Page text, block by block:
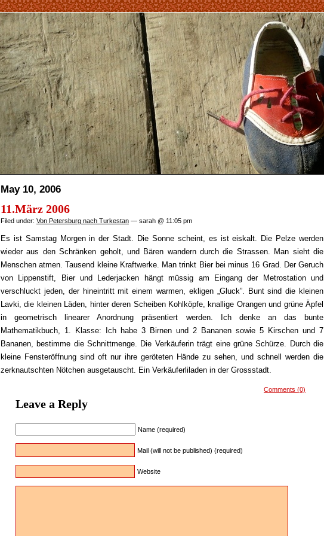
May 10, 2006
11.März 2006
Filed under: Von Petersburg nach Turkestan — sarah @ 11:05 pm
Es ist Samstag Morgen in der Stadt. Die Sonne scheint, es ist eiskalt. Die Pelze werden
wieder aus den Schränken geholt, und Bären wandern durch die Strassen. Man sieht die
Menschen atmen. Tausend kleine Kraftwerke. Man trinkt Bier bei minus 16 Grad. Der Geruch
von Lippenstift, Bier und Lederjacken hängt müssig am Eingang der Metrostation und
verschluckt jeden, der hineintritt mit einem warmen, ekligen „Gluck”. Bunt sind die kleinen
Lavki, die kleinen Läden, hinter deren Scheiben Kohlköpfe, knallige Orangen und grüne Äpfel
in geometrisch linearer Anordnung präsentiert werden. Ich denke an das bunte
Mathematikbuch, 1. Klasse: Ich habe 3 Birnen und 2 Bananen sowie 5 Kirschen und 7
Bananen, bestimme die Schnittmenge. Die Verkäuferin trägt eine grüne Schürze. Durch die
kleine Fensteröffnung sind oft nur ihre geröteten Hände zu sehen, und schnell werden die
zerknautschten Nötchen ausgetauscht. Ein Verkäuferliladen in der Grossstadt.
Comments (0)
Leave a Reply
Name (required)
Mail (will not be published) (required)
Website